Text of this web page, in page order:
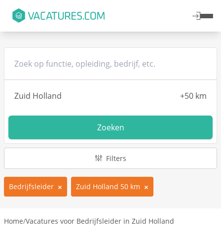
Zoeken
Filters
Bedrijfsleider Zuid Holland 50 km
Home/Vacatures voor Bedrijfsleider in Zuid Holland